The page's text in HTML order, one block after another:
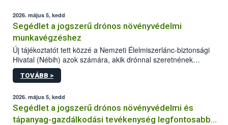
2026. május 5, kedd
Segédlet a jogszerű drónos növényvédelmi
munkavégzéshez
Új tájékoztatót tett közzé a Nemzeti Élelmiszerlánc-biztonsági
Hivatal (Nébih) azok számára, akik drónnal szeretnének
növényvédelmi vagy tápanyag-gazdálkodási tevékenységet
végezni Magyarországon. Az összefoglaló részletesen
műszaki és hatósági feltételek.
TOVÁBB >
2026. május 5, kedd
Segédlet a jogszerű drónos növényvédelmi és
tápanyag-gazdálkodási tevékenység legfontosabb